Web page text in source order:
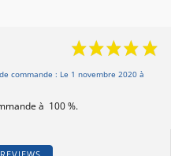
commande : Le 1 novembre 2020 à
à 100 %.